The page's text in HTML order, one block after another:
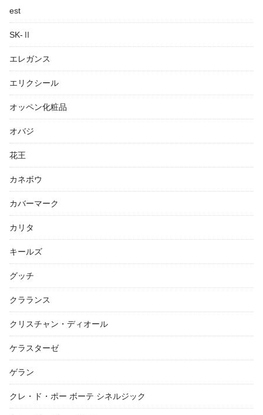
est
SK-Ⅱ
エレガンス
エリクシール
オッペン化粧品
オバジ
花王
カネボウ
カバーマーク
カリタ
キールズ
グッチ
クラランス
クリスチャン・ディオール
ケラスターゼ
ゲラン
クレ・ド・ポー ボーテ シネルジック